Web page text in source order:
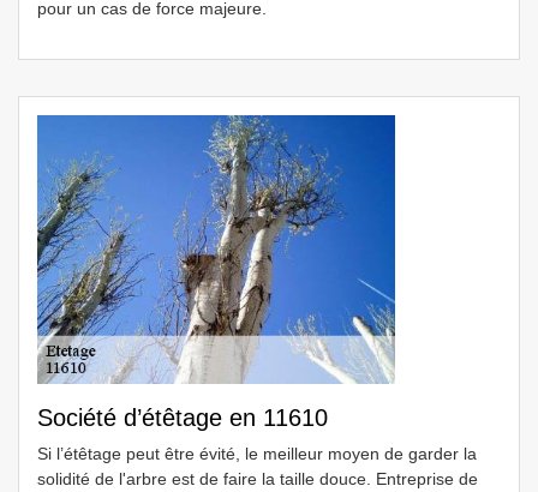
pour un cas de force majeure.
Société d’étêtage en 11610
Si l’étêtage peut être évité, le meilleur moyen de garder la
solidité de l'arbre est de faire la taille douce. Entreprise de